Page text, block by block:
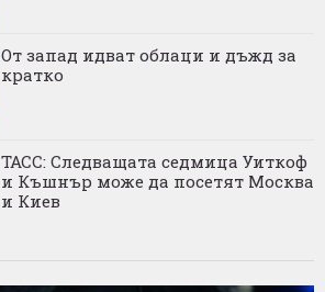
От запад идват облаци и дъжд за
кратко
ТАСС: Следващата седмица Уиткоф
и Къшнър може да посетят Москва
и Киев